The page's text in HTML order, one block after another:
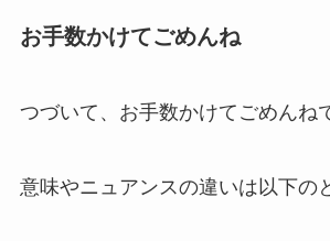
お手数かけてごめんね
つづいて、お手数かけてごめんね
意味やニュアンスの違いは以下の